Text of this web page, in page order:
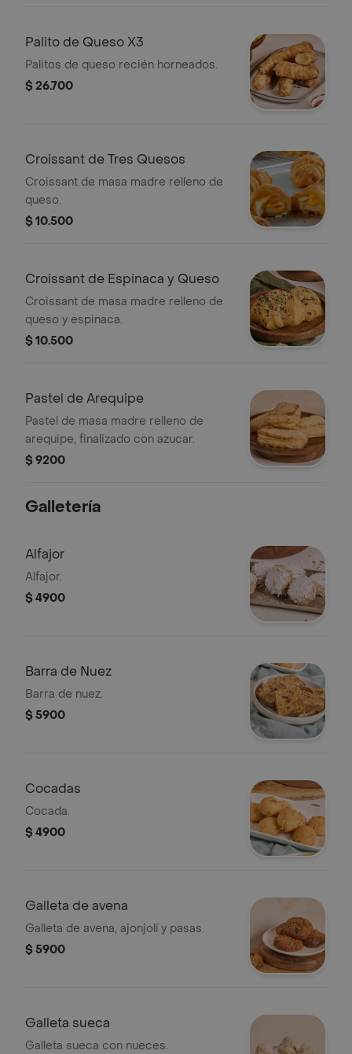
Palito de Queso X3
Palitos de queso recién horneados.
$ 26.700
Croissant de Tres Quesos
Croissant de masa madre relleno de
queso.
$ 10.500
Croissant de Espinaca y Queso
Croissant de masa madre relleno de
queso y espinaca.
$ 10.500
Pastel de Arequipe
Pastel de masa madre relleno de
arequipe, finalizado con azucar.
$ 9200
Galletería
Alfajor
Alfajor.
$ 4900
Barra de Nuez
Barra de nuez.
$ 5900
Cocadas
Cocada.
$ 4900
Galleta de avena
Galleta de avena, ajonjolí y pasas.
$ 5900
Galleta sueca
Galleta sueca con nueces.